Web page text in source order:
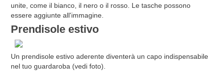
unite, come il bianco, il nero o il rosso. Le tasche possono
essere aggiunte all'immagine.
Prendisole estivo
Un prendisole estivo aderente diventerà un capo indispensabile
nel tuo guardaroba (vedi foto).